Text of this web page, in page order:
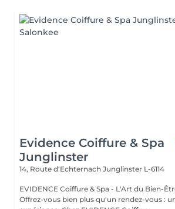
Evidence Coiffure & Spa
Junglinster
14, Route d‘Echternach Junglinster L-6114
EVIDENCE Coiffure & Spa - L'Art du Bien-
Offrez-vous bien plus qu'un rendez-vous :